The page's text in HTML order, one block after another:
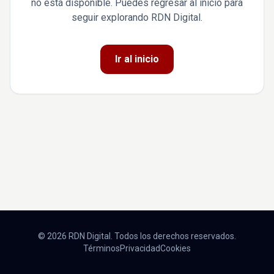
no está disponible. Puedes regresar al inicio para
seguir explorando RDN Digital.
Ir al inicio
© 2026 RDN Digital. Todos los derechos reservados.
TérminosPrivacidadCookies